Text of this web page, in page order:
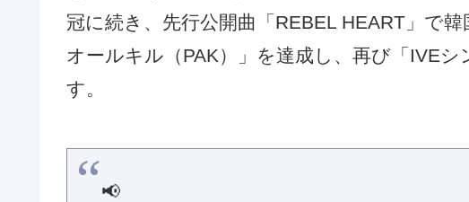
冠に続き、先行公開曲「REBEL HEART」で
オールキル（PAK）」を達成し、再び「IVE
す。
📢